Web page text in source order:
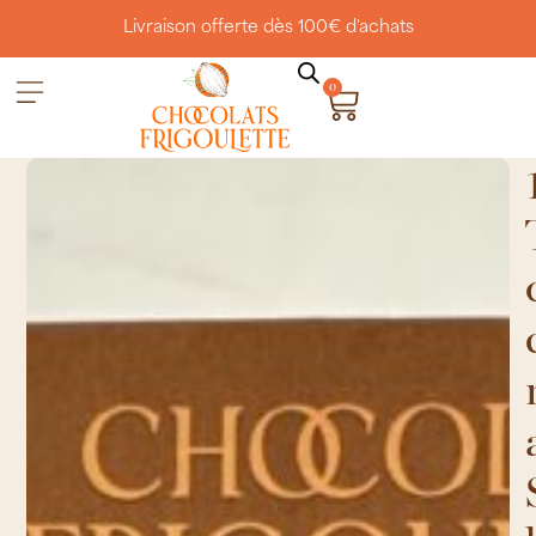
Livraison offerte dès 100€ d'achats
0